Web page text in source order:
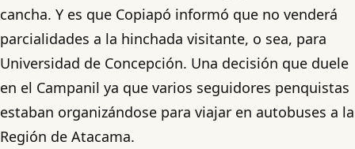
cancha. Y es que Copiapó informó que no venderá
parcialidades a la hinchada visitante, o sea, para
Universidad de Concepción. Una decisión que duele
en el Campanil ya que varios seguidores penquistas
estaban organizándose para viajar en autobuses a la
Región de Atacama.